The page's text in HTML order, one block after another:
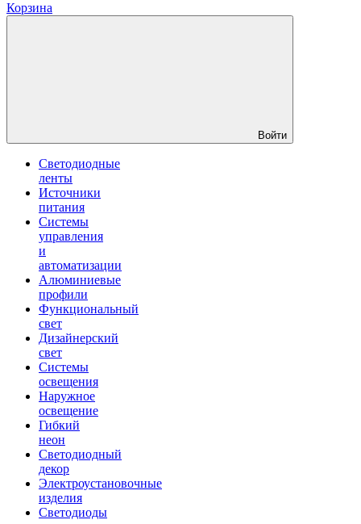
Корзина
Войти
Светодиодные
ленты
Источники
питания
Системы
управления
и
автоматизации
Алюминиевые
профили
Функциональный
свет
Дизайнерский
свет
Системы
освещения
Наружное
освещение
Гибкий
неон
Светодиодный
декор
Электроустановочные
изделия
Светодиоды